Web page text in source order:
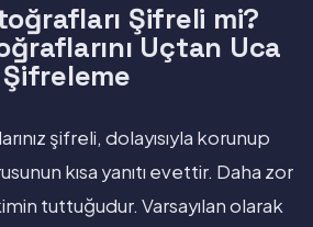
Şifreli mi?
Uçtan Uca
Şifreleme
şifreli, dolayısıyla korunup
kısa yanıtı evettir. Daha zor
tuttuğudur. Varsayılan olarak